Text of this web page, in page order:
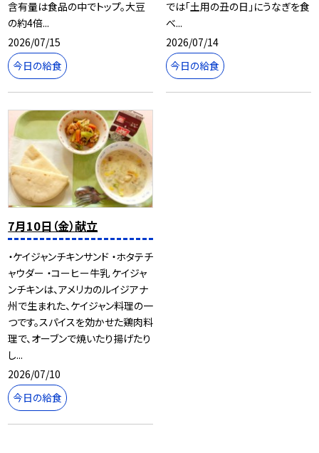
含有量は食品の中でトップ。大豆
の約4倍...
2026/07/15
今日の給食
では「土用の丑の日」にうなぎを食
べ...
2026/07/14
今日の給食
7月10日（金）献立
・ケイジャンチキンサンド ・ホタテチ
ャウダー ・コーヒー牛乳 ケイジャ
ンチキンは、アメリカのルイジアナ
州で生まれた、ケイジャン料理の一
つです。スパイスを効かせた鶏肉料
理で、オーブンで焼いたり揚げたり
し...
2026/07/10
今日の給食